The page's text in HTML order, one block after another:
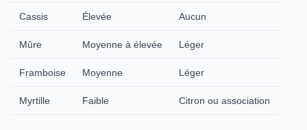
Cassis Élevée Aucun
Mûre Moyenne à élevée Léger
Framboise Moyenne Léger
Myrtille Faible Citron ou association